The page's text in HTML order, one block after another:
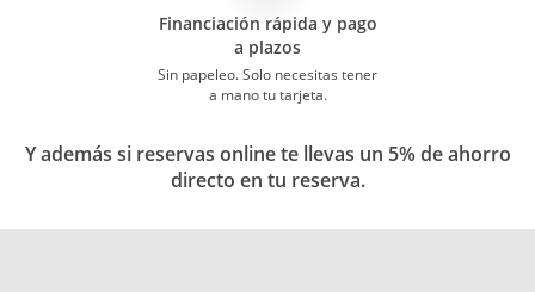
Financiación rápida y pago
a plazos
Sin papeleo. Solo necesitas tener
a mano tu tarjeta.
Y además si reservas online te llevas un 5% de ahorro
directo en tu reserva.